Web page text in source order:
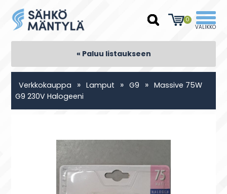
0
« Paluu listaukseen
Verkkokauppa » Lamput » G9 » Massive 75W
G9 230V Halogeeni